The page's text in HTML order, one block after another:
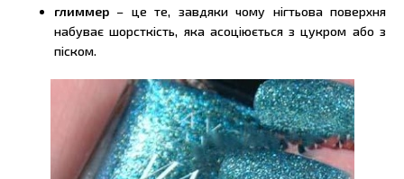
глиммер – це те, завдяки чому нігтьова поверхня
набуває шорсткість, яка асоціюється з цукром або з
піском.